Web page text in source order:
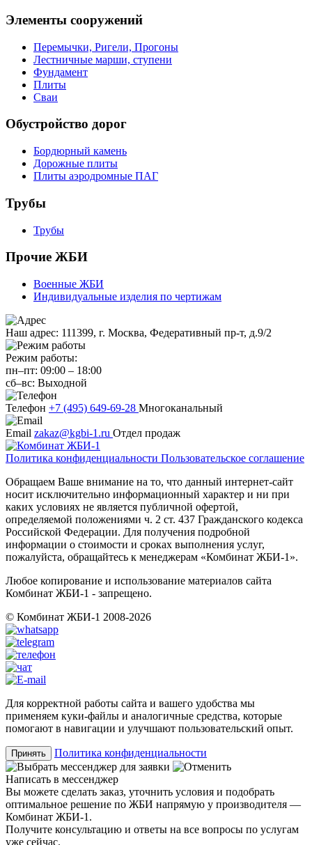
Элементы сооружений
Перемычки, Ригели, Прогоны
Лестничные марши, ступени
Фундамент
Плиты
Сваи
Обустройство дорог
Бордюрный камень
Дорожные плиты
Плиты аэродромные ПАГ
Трубы
Трубы
Прочие ЖБИ
Военные ЖБИ
Индивидуальные изделия по чертижам
Наш адрес: 111399, г. Москва, Федеративный пр-т, д.9/2
Режим работы:
пн–пт: 09:00 – 18:00
сб–вс: Выходной
Телефон +7 (495) 649-69-28 Многоканальный
Email zakaz@kgbi-1.ru Отдел продаж
Политика конфиденциальности Пользовательское соглашение
Обращаем Ваше внимание на то, что данный интернет-сайт
носит исключительно информационный характер и ни при
каких условиях не является публичной офертой,
определяемой положениями ч. 2 ст. 437 Гражданского кодекса
Российской Федерации. Для получения подробной
информации о стоимости и сроках выполнения услуг,
пожалуйста, обращайтесь к менеджерам «Комбинат ЖБИ-1».
Любое копирование и использование материалов сайта
Комбинат ЖБИ-1 - запрещено.
© Комбинат ЖБИ-1 2008-2026
Для корректной работы сайта и вашего удобства мы
применяем куки-файлы и аналогичные средства, которые
помогают в навигации и улучшают пользовательский опыт.
Принять Политика конфиденциальности
Написать в мессенджер
Вы можете сделать заказ, уточнить условия и подобрать
оптимальное решение по ЖБИ напрямую у производителя —
Комбинат ЖБИ-1.
Получите консультацию и ответы на все вопросы по услугам
уже сейчас.